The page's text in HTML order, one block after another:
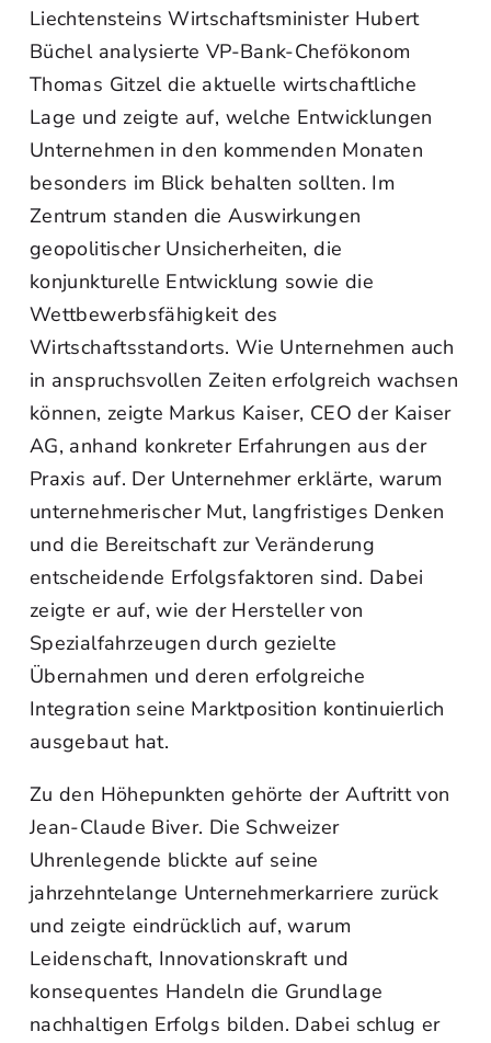
Liechtensteins Wirtschaftsminister Hubert
Büchel analysierte VP-Bank-Chefökonom
Thomas Gitzel die aktuelle wirtschaftliche
Lage und zeigte auf, welche Entwicklungen
Unternehmen in den kommenden Monaten
besonders im Blick behalten sollten. Im
Zentrum standen die Auswirkungen
geopolitischer Unsicherheiten, die
konjunkturelle Entwicklung sowie die
Wettbewerbsfähigkeit des
Wirtschaftsstandorts. Wie Unternehmen auch
in anspruchsvollen Zeiten erfolgreich wachsen
können, zeigte Markus Kaiser, CEO der Kaiser
AG, anhand konkreter Erfahrungen aus der
Praxis auf. Der Unternehmer erklärte, warum
unternehmerischer Mut, langfristiges Denken
und die Bereitschaft zur Veränderung
entscheidende Erfolgsfaktoren sind. Dabei
zeigte er auf, wie der Hersteller von
Spezialfahrzeugen durch gezielte
Übernahmen und deren erfolgreiche
Integration seine Marktposition kontinuierlich
ausgebaut hat.
Zu den Höhepunkten gehörte der Auftritt von
Jean-Claude Biver. Die Schweizer
Uhrenlegende blickte auf seine
jahrzehntelange Unternehmerkarriere zurück
und zeigte eindrücklich auf, warum
Leidenschaft, Innovationskraft und
konsequentes Handeln die Grundlage
nachhaltigen Erfolgs bilden. Dabei schlug er